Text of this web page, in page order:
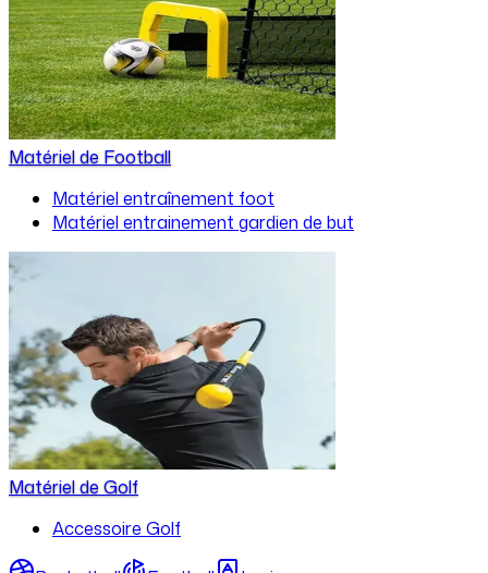
Matériel de Football
Matériel entraînement foot
Matériel entrainement gardien de but
Matériel de Golf
Accessoire Golf